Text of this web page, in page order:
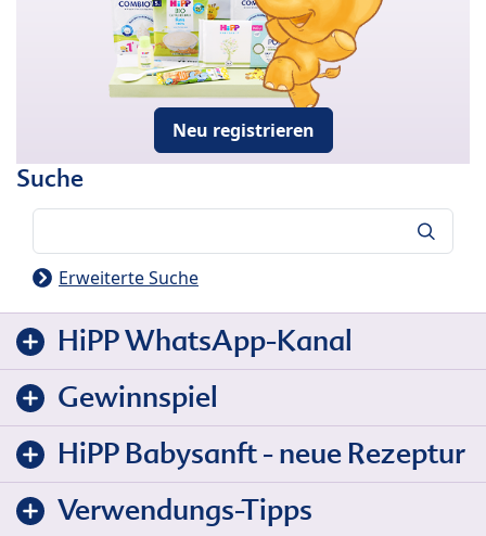
Neu registrieren
Suche
Erweiterte Suche
HiPP WhatsApp-Kanal
Gewinnspiel
HiPP Babysanft - neue Rezeptur
Verwendungs-Tipps